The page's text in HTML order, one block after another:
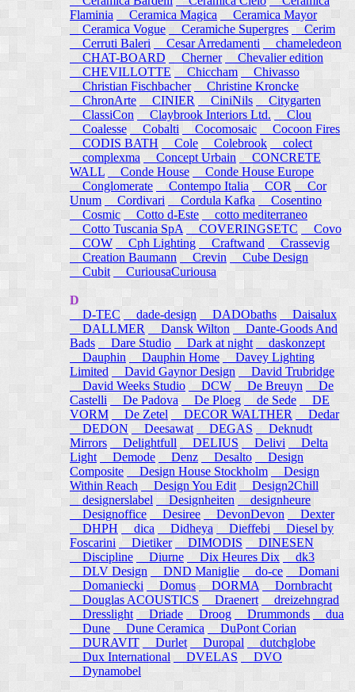
Flaminia
Ceramica Magica
Ceramica Mayor
Ceramica Vogue
Ceramiche Supergres Cerim
Cerruti Baleri
Cesar Arredamenti
chameledeon
CHAT-BOARD
Cherner
Chevalier edition
CHEVILLOTTE
Chiccham
Chivasso
Christian Fischbacher
Christine Kroncke
ChronArte
CINIER CiniNils
Citygarten
ClassiCon
Claybrook Interiors Ltd.
Clou
Coalesse
Cobalti Cocomosaic
Cocoon Fires
CODIS BATH
Cole Colebrook
colect
complexma
Concept Urbain
CONCRETE
WALL
Conde House
Conde House Europe
Conglomerate
Contempo Italia COR
Cor
Unum
Cordivari Cordula Kafka
Cosentino
Cosmic
Cotto d-Este
cotto mediterraneo
Cotto Tuscania SpA
COVERINGSETC
Covo
COW
Cph Lighting Craftwand
Crassevig
Creation Baumann
Crevin
Cube Design
Cubit
CuriousaCuriousa
D
D-TEC
dade-design DADObaths
Daisalux
DALLMER
Dansk Wilton
Dante-Goods And
Bads
Dare Studio Dark at night
daskonzept
Dauphin
Dauphin Home
Davey Lighting
Limited
David Gaynor Design
David Trubridge
David Weeks Studio
DCW De Breuyn
De
Castelli
De Padova De Ploeg de Sede
DE
VORM
De Zetel DECOR WALTHER
Dedar
DEDON
Deesawat DEGAS
Deknudt
Mirrors
Delightfull DELIUS Delivi
Delta
Light
Demode Denz Desalto
Design
Composite
Design House Stockholm
Design
Within Reach
Design You Edit
Design2Chill
designerslabel
Designheiten
designheure
Designoffice
Desiree DevonDevon
Dexter
DHPH
dica Didheya Dieffebi
Diesel by
Foscarini
Dietiker DIMODIS
DINESEN
Discipline
Diurne Dix Heures Dix
dk3
DLV Design
DND Maniglie do-ce
Domani
Domaniecki
Domus DORMA
Dornbracht
Douglas ACOUSTICS
Draenert
dreizehngrad
Dresslight Driade Droog Drummonds
dua
Dune
Dune Ceramica
DuPont Corian
DURAVIT
Durlet Duropal
dutchglobe
Dux International
DVELAS
DVO
Dynamobel